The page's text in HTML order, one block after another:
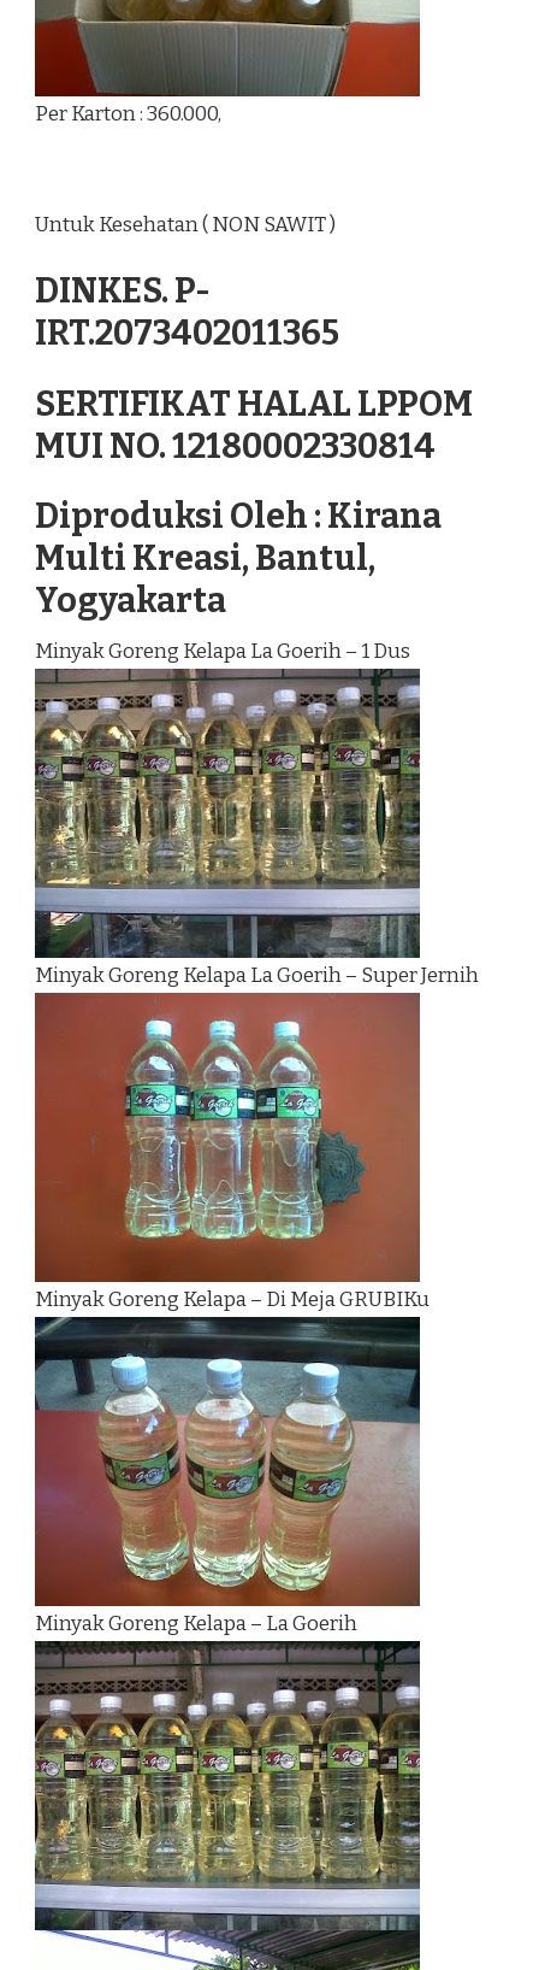
Per Karton : 360.000,
Untuk Kesehatan ( NON SAWIT )
DINKES. P-
IRT.2073402011365
SERTIFIKAT HALAL LPPOM
MUI NO. 12180002330814
Diproduksi Oleh : Kirana
Multi Kreasi, Bantul,
Yogyakarta
Minyak Goreng Kelapa La Goerih – 1 Dus
Minyak Goreng Kelapa La Goerih – Super Jernih
Minyak Goreng Kelapa – Di Meja GRUBIKu
Minyak Goreng Kelapa – La Goerih